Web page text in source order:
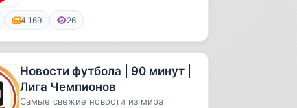
4 169 26
Новости футбола | 90 минут |
Лига Чемпионов
Самые свежие новости из мира